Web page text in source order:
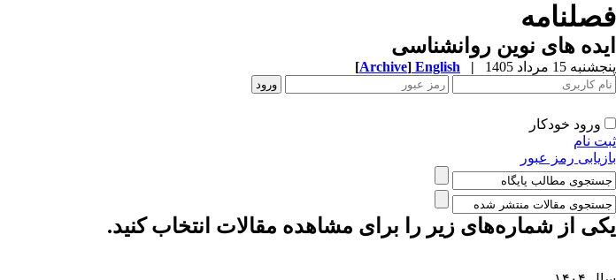
فصلنامه
ایده های نوین روانشناسی
پنجشنبه 15 مرداد 1405 |
English
[Archive]
ورود خودکار
ثبت نام
بازیابی رمز عبور
یکی از شماره‌های زیر را برای مشاهده مقالات انتخاب کنید.